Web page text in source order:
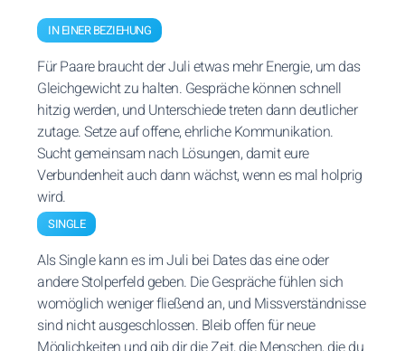
IN EINER BEZIEHUNG
Für Paare braucht der Juli etwas mehr Energie, um das
Gleichgewicht zu halten. Gespräche können schnell
hitzig werden, und Unterschiede treten dann deutlicher
zutage. Setze auf offene, ehrliche Kommunikation.
Sucht gemeinsam nach Lösungen, damit eure
Verbundenheit auch dann wächst, wenn es mal holprig
wird.
SINGLE
Als Single kann es im Juli bei Dates das eine oder
andere Stolperfeld geben. Die Gespräche fühlen sich
womöglich weniger fließend an, und Missverständnisse
sind nicht ausgeschlossen. Bleib offen für neue